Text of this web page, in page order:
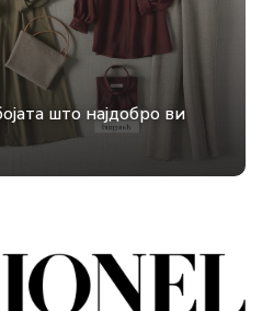
што најдобро ви